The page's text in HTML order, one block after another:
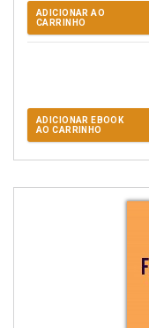
ADICIONAR AO
CARRINHO
ADICIONAR EBOOK
AO CARRINHO